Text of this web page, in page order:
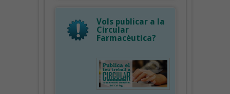
Vols publicar a la
Circular
Farmacèutica?